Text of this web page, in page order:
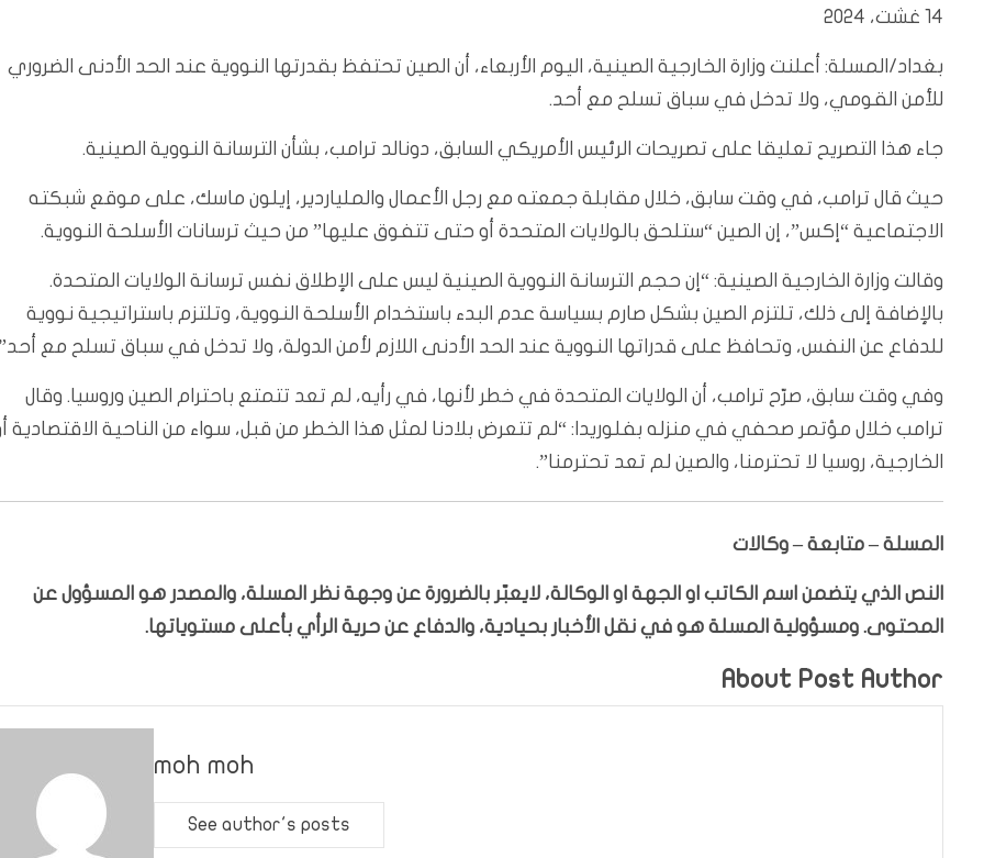
14 غشت، 2024
بغداد/المسلة: أعلنت وزارة الخارجية الصينية، اليوم الأربعاء، أن الصين تحتفظ بقدرتها النووية عند الحد الأدنى الضروري
للأمن القومي، ولا تدخل في سباق تسلح مع أحد.
جاء هذا التصريح تعليقا على تصريحات الرئيس الأمريكي السابق، دونالد ترامب، بشأن الترسانة النووية الصينية.
حيث قال ترامب، في وقت سابق، خلال مقابلة جمعته مع رجل الأعمال والملياردير، إيلون ماسك، على موقع شبكته
الاجتماعية “إكس”، إن الصين “ستلحق بالولايات المتحدة أو حتى تتفوق عليها” من حيث ترسانات الأسلحة النووية.
وقالت وزارة الخارجية الصينية: “إن حجم الترسانة النووية الصينية ليس على الإطلاق نفس ترسانة الولايات المتحدة.
بالإضافة إلى ذلك، تلتزم الصين بشكل صارم بسياسة عدم البدء باستخدام الأسلحة النووية، وتلتزم باستراتيجية نووية
للدفاع عن النفس، وتحافظ على قدراتها النووية عند الحد الأدنى اللازم لأمن الدولة، ولا تدخل في سباق تسلح مع
وفي وقت سابق، صرّح ترامب، أن الولايات المتحدة في خطر لأنها، في رأيه، لم تعد تتمتع باحترام الصين وروسيا. وقال
ترامب خلال مؤتمر صحفي في منزله بفلوريدا: “لم تتعرض بلادنا لمثل هذا الخطر من قبل، سواء من الناحية الاقتصادية
الخارجية، روسيا لا تحترمنا، والصين لم تعد تحترمنا”.
المسلة – متابعة – وكالات
النص الذي يتضمن اسم الكاتب او الجهة او الوكالة، لايعبّر بالضرورة عن وجهة نظر المسلة، والمصدر هو المسؤول عن
المحتوى. ومسؤولية المسلة هو في نقل الأخبار بحيادية، والدفاع عن حرية الرأي بأعلى مستوياتها.
About Post Author
moh moh
See author's posts